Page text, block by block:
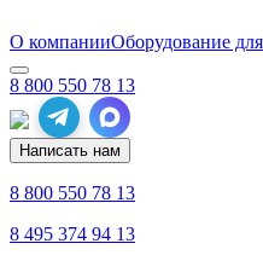
О компанииОборудование
8 800 550 78 13
Написать нам
8 800 550 78 13
8 495 374 94 13